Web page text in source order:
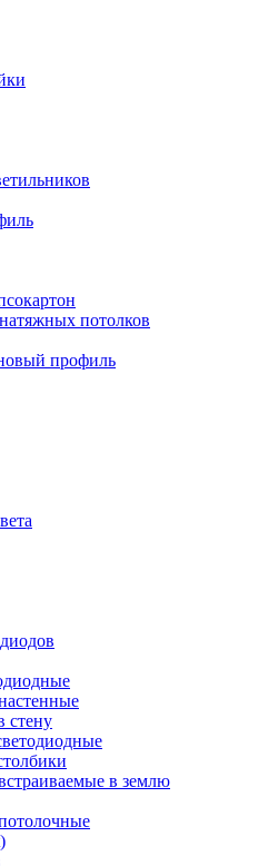
потолков
профиль
стену
в землю